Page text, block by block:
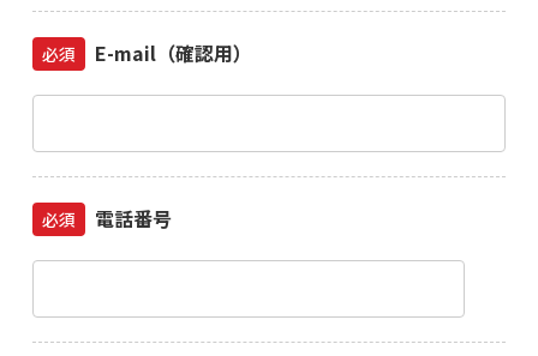
必須 E-mail（確認用）
必須 電話番号